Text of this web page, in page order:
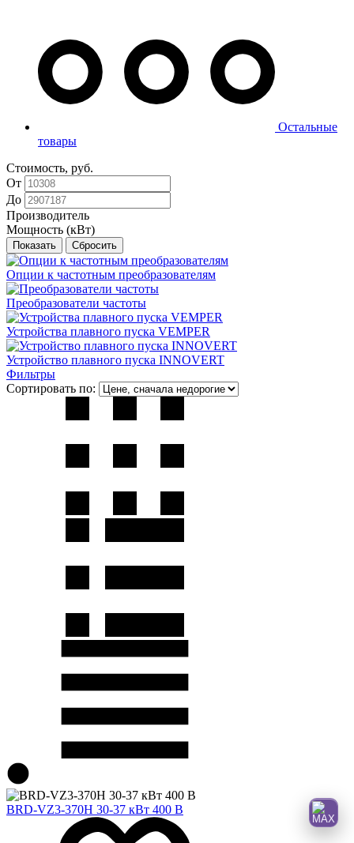
Остальные
товары
Стоимость, руб.
От
До
Производитель
Мощность (кВт)
Опции к частотным преобразователям
Преобразователи частоты
Устройства плавного пуска VEMPER
Устройство плавного пуска INNOVERT
Фильтры
Сортировать по:
BRD-VZ3-370H 30-37 кВт 400 B